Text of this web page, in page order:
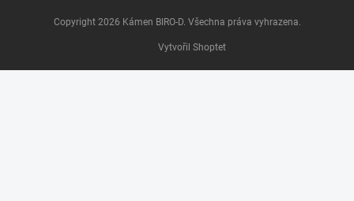
Vytvořil Shoptet
Copyright 2026 Kámen BIRO-D. Všechna práva vyhrazena.